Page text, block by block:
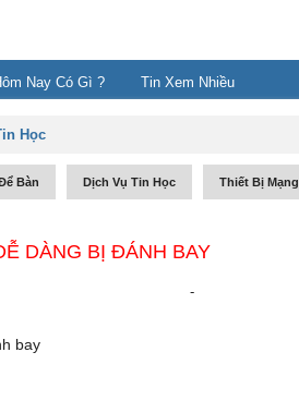
Nay Có Gì ? Tin Xem Nhiều
Học
Bàn Dịch Vụ Tin Học Thiết Bị Mạng
DÀNG BỊ ĐÁNH BAY
-
bay